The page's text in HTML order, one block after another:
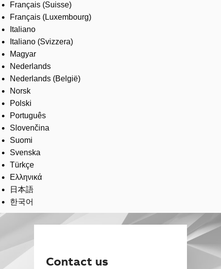
Français (Suisse)
Français (Luxembourg)
Italiano
Italiano (Svizzera)
Magyar
Nederlands
Nederlands (België)
Norsk
Polski
Português
Slovenčina
Suomi
Svenska
Türkçe
Ελληνικά
日本語
한국어
Contact us